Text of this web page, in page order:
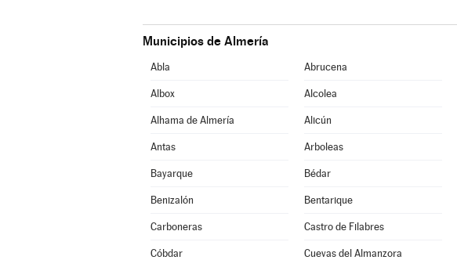
Municipios de Almería
Abla Abrucena
Albox Alcolea
Alhama de Almería Alicún
Antas Arboleas
Bayarque Bédar
Benizalón Bentarique
Carboneras Castro de Filabres
Cóbdar Cuevas del Almanzora